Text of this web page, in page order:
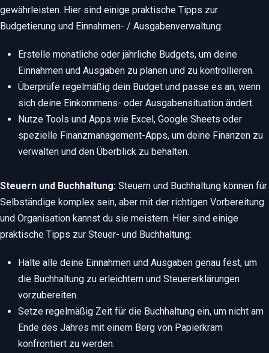
gewährleisten. Hier sind einige praktische Tipps zur
Budgetierung und Einnahmen- / Ausgabenverwaltung:
Erstelle monatliche oder jährliche Budgets, um deine
Einnahmen und Ausgaben zu planen und zu kontrollieren.
Überprüfe regelmäßig dein Budget und passe es an, wenn
sich deine Einkommens- oder Ausgabensituation ändert.
Nutze Tools und Apps wie Excel, Google Sheets oder
spezielle Finanzmanagement-Apps, um deine Finanzen zu
verwalten und den Überblick zu behalten.
Steuern und Buchhaltung: Steuern und Buchhaltung können für
Selbständige komplex sein, aber mit der richtigen Vorbereitung
und Organisation kannst du sie meistern. Hier sind einige
praktische Tipps zur Steuer- und Buchhaltung:
Halte alle deine Einnahmen und Ausgaben genau fest, um
die Buchhaltung zu erleichtern und Steuererklärungen
vorzubereiten.
Setze regelmäßig Zeit für die Buchhaltung ein, um nicht am
Ende des Jahres mit einem Berg von Papierkram
konfrontiert zu werden.